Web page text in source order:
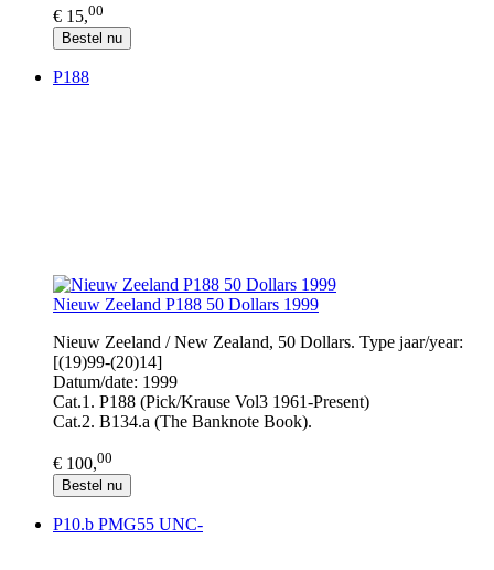
€ 15,00
Bestel nu
P188
Nieuw Zeeland P188 50 Dollars 1999
Nieuw Zeeland / New Zealand, 50 Dollars. Type jaar/year:
[(19)99-(20)14]
Datum/date: 1999
Cat.1. P188 (Pick/Krause Vol3 1961-Present)
Cat.2. B134.a (The Banknote Book).
€ 100,00
Bestel nu
P10.b PMG55 UNC-